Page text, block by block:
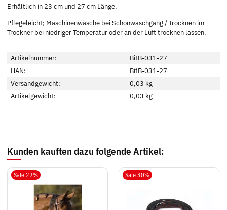
Erhältlich in 23 cm und 27 cm Länge.
Pflegeleicht; Maschinenwäsche bei Schonwaschgang / Trocknen im
Trockner bei niedriger Temperatur oder an der Luft trocknen lassen.
Artikelnummer:
BitB-031-27
HAN:
BitB-031-27
Versandgewicht:
0,03 kg
Artikelgewicht:
0,03 kg
Kunden kauften dazu folgende Artikel:
Sale 22% Sale 30%